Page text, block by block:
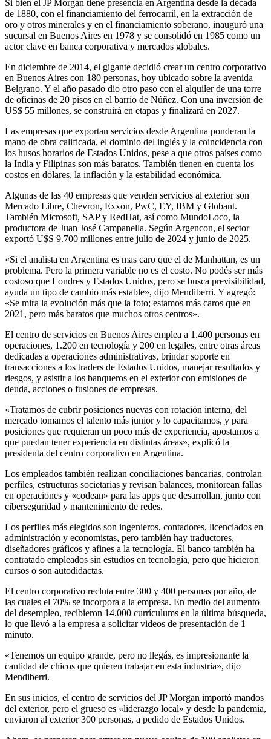
Si bien el JP Morgan tiene presencia en Argentina desde la década
de 1880, con el financiamiento del ferrocarril, en la extracción de
oro y otros minerales y en el financiamiento soberano, inauguró una
sucursal en Buenos Aires en 1978 y se consolidó en 1985 como un
actor clave en banca corporativa y mercados globales.
En diciembre de 2014, el gigante decidió crear un centro corporativo
en Buenos Aires con 180 personas, hoy ubicado sobre la avenida
Belgrano. Y el año pasado dio otro paso con el alquiler de una torre
de oficinas de 20 pisos en el barrio de Núñez. Con una inversión de
US$ 55 millones, se construirá en etapas y finalizará en 2027.
Las empresas que exportan servicios desde Argentina ponderan la
mano de obra calificada, el dominio del inglés y la coincidencia con
los husos horarios de Estados Unidos, pese a que otros países como
la India y Filipinas son más baratos. También tienen en cuenta los
costos en dólares, la inflación y la estabilidad económica.
Algunas de las 40 empresas que venden servicios al exterior son
Mercado Libre, Chevron, Exxon, PwC, EY, IBM y Globant.
También Microsoft, SAP y RedHat, así como MundoLoco, la
productora de Juan José Campanella. Según Argencon, el sector
exportó U$S 9.700 millones entre julio de 2024 y junio de 2025.
«Si el analista en Argentina es mas caro que el de Manhattan, es un
problema. Pero la primera variable no es el costo. No podés ser más
costoso que Londres y Estados Unidos, pero se busca previsibilidad,
ayuda un tipo de cambio más estable», dijo Mendiberri. Y agregó:
«Se mira la evolución más que la foto; estamos más caros que en
2021, pero más baratos que muchos otros centros».
El centro de servicios en Buenos Aires emplea a 1.400 personas en
operaciones, 1.200 en tecnología y 200 en legales, entre otras áreas
dedicadas a operaciones administrativas, brindar soporte en
transacciones a los traders de Estados Unidos, manejar resultados y
riesgos, y asistir a los banqueros en el exterior con emisiones de
deuda, acciones o fusiones de empresas.
«Tratamos de cubrir posiciones nuevas con rotación interna, del
mercado tomamos el talento más junior y lo capacitamos, y para
posiciones que requieran un poco más de experiencia, apostamos a
que puedan tener experiencia en distintas áreas», explicó la
presidenta del centro corporativo en Argentina.
Los empleados también realizan conciliaciones bancarias, controlan
perfiles, estructuras societarias y revisan balances, monitorean fallas
en operaciones y «codean» para las apps que desarrollan, junto con
ciberseguridad y mantenimiento de redes.
Los perfiles más elegidos son ingenieros, contadores, licenciados en
administración y economistas, pero también hay traductores,
diseñadores gráficos y afines a la tecnología. El banco también ha
contratado empleados sin estudios en tecnología, pero que hicieron
cursos o son autodidactas.
El centro corporativo recluta entre 300 y 400 personas por año, de
las cuales el 70% se incorpora a la empresa. En medio del aumento
del desempleo, recibieron 14.000 currículums en la última búsqueda,
lo que llevó a la empresa a solicitar videos de presentación de 1
minuto.
«Tenemos un equipo grande, pero no llegás, es impresionante la
cantidad de chicos que quieren trabajar en esta industria», dijo
Mendiberri.
En sus inicios, el centro de servicios del JP Morgan importó mandos
del exterior, pero el grueso es «liderazgo local» y desde la pandemia,
enviaron al exterior 300 personas, a pedido de Estados Unidos.